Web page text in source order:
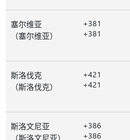
塞尔维亚
（塞尔维亚）
+381
+381
斯洛伐克
（斯洛伐克）
+421
+421
斯洛文尼亚
（斯洛文尼亚）
+386
+386